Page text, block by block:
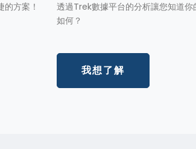
方案！
透過Trek數據平台的分析讓您知道
如何？
我想了解